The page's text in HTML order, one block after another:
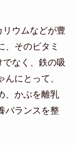
ウムなどが豊
、そのビタミ
なく、鉄の吸
にとって、
、かぶを離乳
バランスを整